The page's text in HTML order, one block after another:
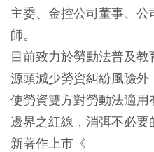
主委、金控公司董事、
師。
目前致力於勞動法普及
源頭減少勞資糾紛風險
使勞資雙方對勞動法適
邊界之紅線，消弭不必要
新著作上市《